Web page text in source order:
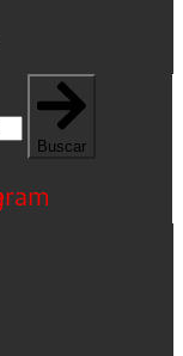
Buscar